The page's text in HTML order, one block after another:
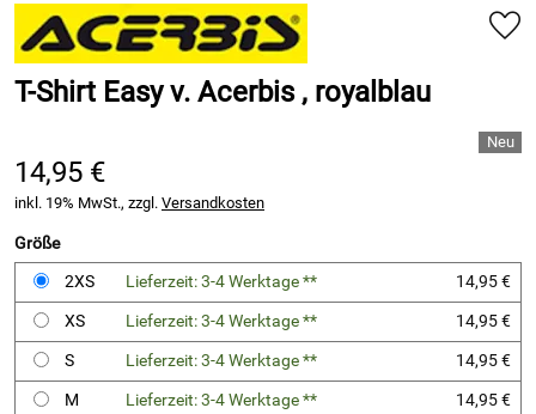
T-Shirt Easy v. Acerbis , royalblau
14,95 €
inkl. 19% MwSt., zzgl. Versandkosten
Größe
2XS
Lieferzeit: 3-4 Werktage **
14,95 €
XS
Lieferzeit: 3-4 Werktage **
14,95 €
S
Lieferzeit: 3-4 Werktage **
14,95 €
M
Lieferzeit: 3-4 Werktage **
14,95 €